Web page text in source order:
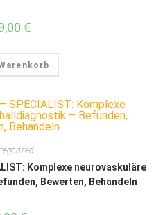
€
Komplexe neurovaskuläre
Bewerten, Behandeln